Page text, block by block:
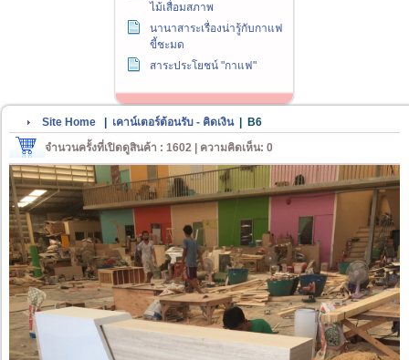
ไม้เสื่อมสภาพ
นานาสาระเรื่องน่ารู้กับกาแฟ
ขี้ชะมด
สาระประโยชน์ "กาแฟ"
Site Home เคาน์เตอร์ต้อนรับ - คิดเงิน|
B6
จำนวนครั้งที่เปิดดูสินค้า : 1602 | ความคิดเห็น: 0